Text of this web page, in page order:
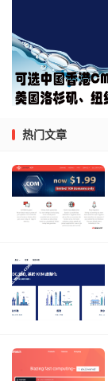
热门文章